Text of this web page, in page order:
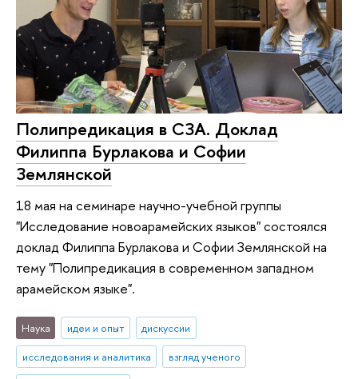
Полипредикация в СЗА. Доклад
Филиппа Бурлакова и Софии
Землянской
18 мая на семинаре научно-учебной группы
"Исследование новоарамейских языков" состоялся
доклад Филиппа Бурлакова и Софии Землянской на
тему "Полипредикация в современном западном
арамейском языке".
Наука идеи и опыт
дискуссии
исследования и аналитика
взгляд ученого